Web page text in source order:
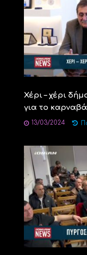
Χέρι – χέρι
για το
13/03/2024